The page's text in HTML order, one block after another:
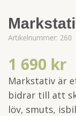
Artikelnummer: 260
1 690 kr
Markstativ är
bidrar till att
löv, smuts,